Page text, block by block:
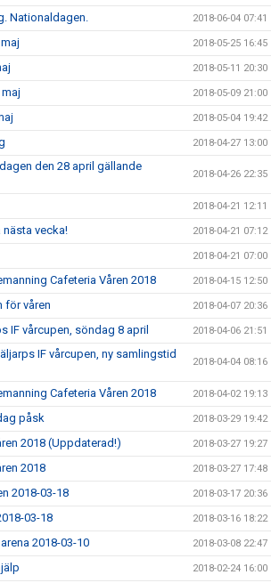
Nationaldagen. 2018-06-04 07:41
2018-05-25 16:45
2018-05-11 20:30
2018-05-09 21:00
2018-05-04 19:42
2018-04-27 13:00
den 28 april gällande
2018-04-26 22:35
2018-04-21 12:11
vecka! 2018-04-21 07:12
2018-04-21 07:00
Cafeteria Våren 2018 2018-04-15 12:50
för våren 2018-04-07 20:36
IF vårcupen, söndag 8 april 2018-04-06 21:51
IF vårcupen, ny samlingstid
2018-04-04 08:16
Cafeteria Våren 2018 2018-04-02 19:13
påsk 2018-03-29 19:42
2018 (Uppdaterad!) 2018-03-27 19:27
2018 2018-03-27 17:48
2018-03-18 2018-03-17 20:36
03-18 2018-03-16 18:22
2018-03-10 2018-03-08 22:47
2018-02-24 16:00